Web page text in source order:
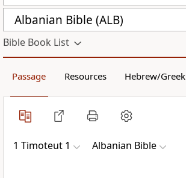
Albanian Bible (ALB)
Bible Book List
Passage Resources Hebrew/Greek
1 Timoteut 1 Albanian Bible